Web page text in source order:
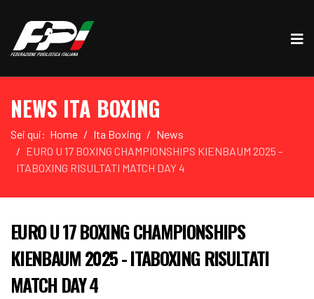
NEWS ITA BOXING
Sei qui: Home Ita Boxing
News
EURO U 17 BOXING CHAMPIONSHIPS KIENBAUM 2025 -
ITABOXING RISULTATI MATCH DAY 4
EURO U 17 BOXING CHAMPIONSHIPS
KIENBAUM 2025 - ITABOXING RISULTATI
MATCH DAY 4